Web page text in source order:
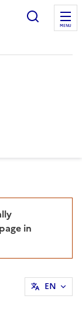
Ouvrir
MENU
in
EN